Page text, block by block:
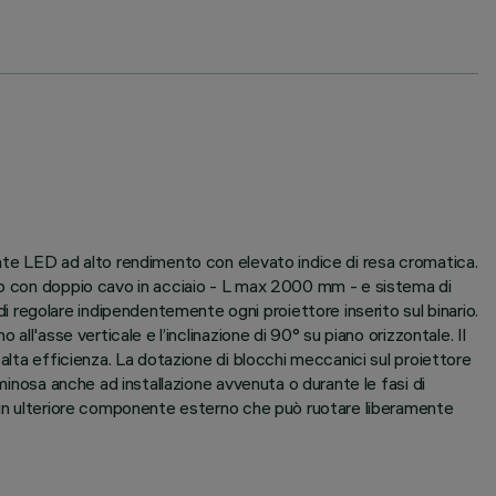
LED ad alto rendimento con elevato indice di resa cromatica.
doppio cavo in acciaio - L max 2000 mm - e sistema di
indipendentemente ogni proiettore inserito sul binario.
verticale e l’inclinazione di 90° su piano orizzontale. Il
efficienza. La dotazione di blocchi meccanici sul proiettore
anche ad installazione avvenuta o durante le fasi di
ulteriore componente esterno che può ruotare liberamente